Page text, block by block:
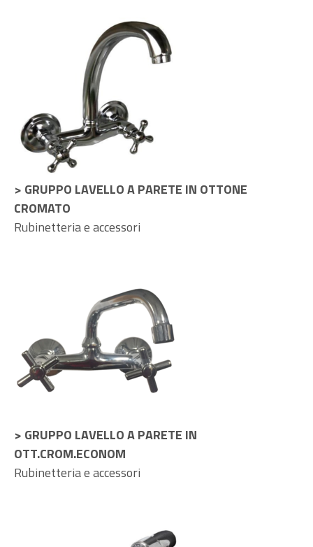
> GRUPPO LAVELLO A PARETE IN OTTONE
CROMATO
Rubinetteria e accessori
> GRUPPO LAVELLO A PARETE IN
OTT.CROM.ECONOM
Rubinetteria e accessori